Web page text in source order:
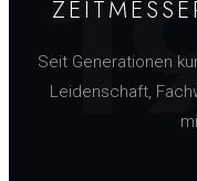
Seit Generationen
Leidenschaft,